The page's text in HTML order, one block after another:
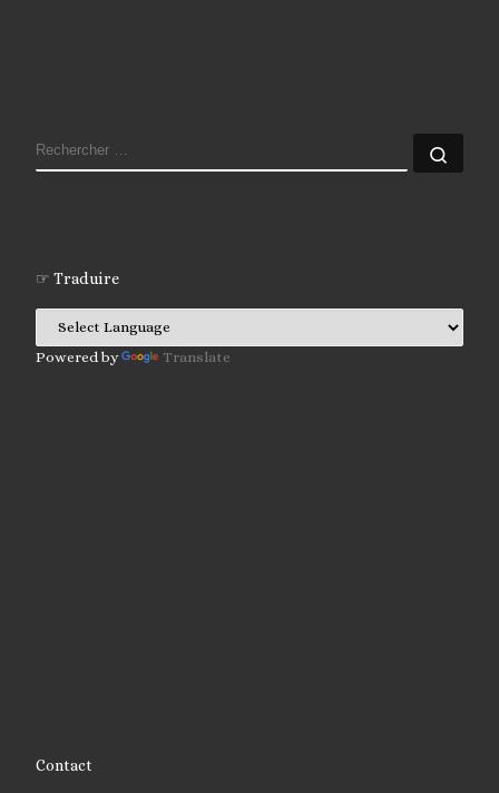
RECHERCHER
☞ Traduire
Powered by Translate
Contact